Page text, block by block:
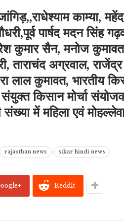
काम्या, महेंद
पार्षद मदन सिंह
कुमार सैन, मनोज
ताराचंद अग्रवाल, राजेंद्र
लाल कुमावत, भारतीय
किसान मोर्चा
में महिला एवं
rajasthan news
sikar hindi news
ReddIt